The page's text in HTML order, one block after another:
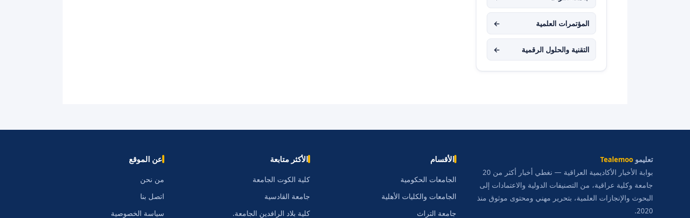
المؤتمرات العلمية ←
التقنية والحلول الرقمية ←
تعليمو Tealemoo
بوابة الأخبار الأكاديمية العراقية — نغطي أخبار أكثر من 20
جامعة وكلية عراقية، من التصنيفات الدولية والاعتمادات إلى
البحوث والإنجازات العلمية، بتحرير مهني ومحتوى موثوق منذ
2020.
الأقسام
الجامعات الحكومية
الجامعات والكليات الأهلية
جامعة التراث
الأكثر متابعة
كلية الكوت الجامعة
جامعة القادسية
كلية بلاد الرافدين الجامعة.
عن الموقع
من نحن
اتصل بنا
سياسة الخصوصية